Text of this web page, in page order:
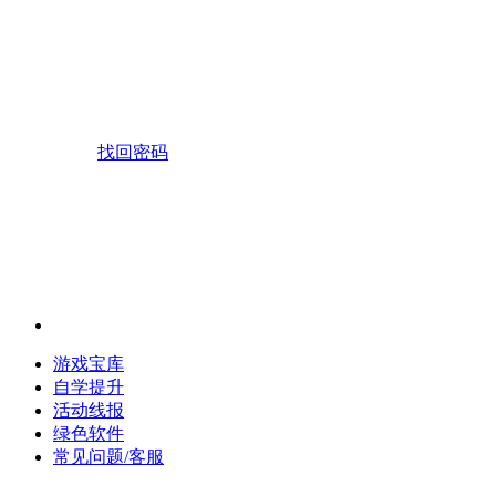
找回密码
游戏宝库
自学提升
活动线报
绿色软件
常见问题/客服